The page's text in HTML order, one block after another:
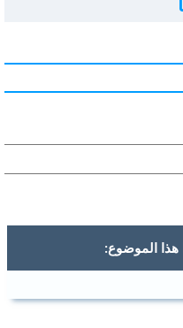
الموضوع: